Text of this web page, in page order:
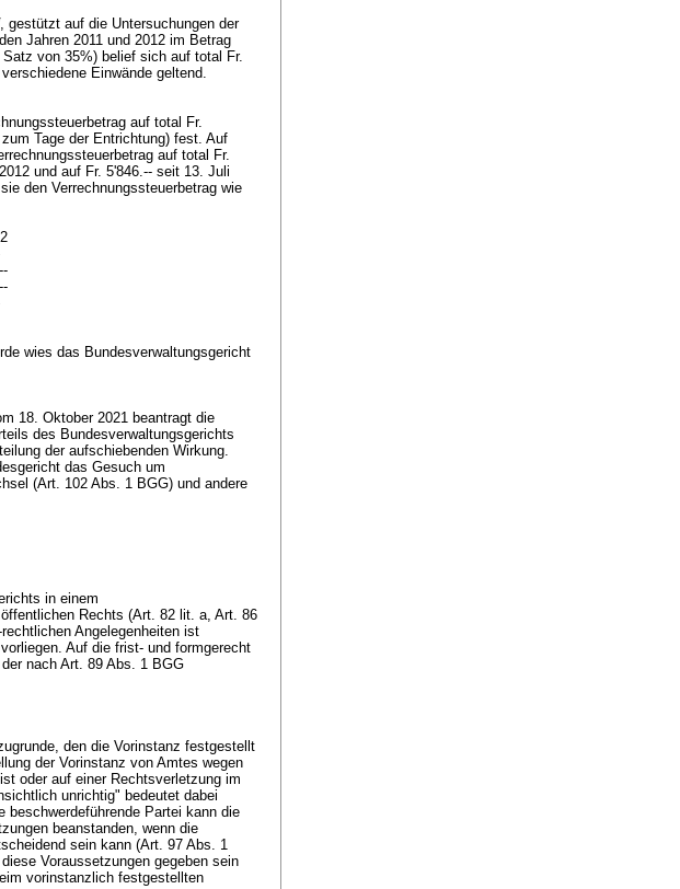
gestützt auf die Untersuchungen der
Jahren 2011 und 2012 im Betrag
von 35%) belief sich auf total Fr.
Einwände geltend.
auf total Fr.
Tage der Entrichtung) fest. Auf
auf total Fr.
und auf Fr. 5'846.-- seit 13. Juli
den Verrechnungssteuerbetrag wie
wies das Bundesverwaltungsgericht
18. Oktober 2021 beantragt die
des Bundesverwaltungsgerichts
der aufschiebenden Wirkung.
das Gesuch um
(Art. 102 Abs. 1 BGG) und andere
in einem
Rechts (Art. 82 lit. a, Art. 86
Angelegenheiten ist
vorliegen. Auf die frist- und formgerecht
nach Art. 89 Abs. 1 BGG
den die Vorinstanz festgestellt
der Vorinstanz von Amtes wegen
oder auf einer Rechtsverletzung im
unrichtig" bedeutet dabei
beschwerdeführende Partei kann die
beanstanden, wenn die
sein kann (Art. 97 Abs. 1
Voraussetzungen gegeben sein
vorinstanzlich festgestellten